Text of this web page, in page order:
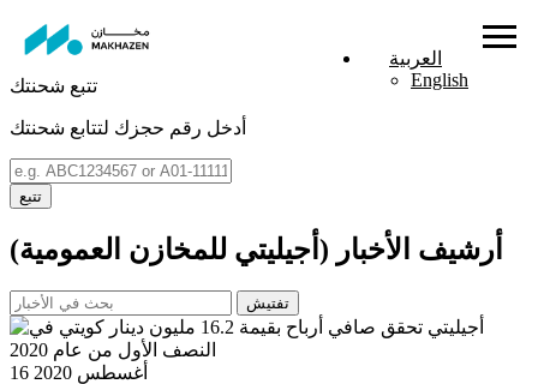
العربية
English
تتبع شحنتك
أدخل رقم حجزك لتتابع شحنتك
تتبع
أرشيف الأخبار (أجيليتي للمخازن العمومية)
تفتيش
16 أغسطس 2020